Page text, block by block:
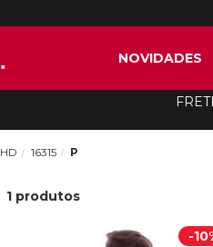
NOVIDADES
HD 16315 P
1 produtos
-